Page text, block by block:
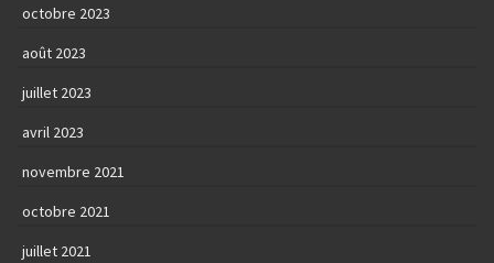
octobre 2023
août 2023
juillet 2023
avril 2023
novembre 2021
octobre 2021
juillet 2021